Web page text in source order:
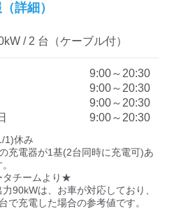
日産ディーラーを表示
上 急速-44kW-以上
詳細）
kW / 2 台 （ケーブル付）
9:00～20:30
9:00～20:30
9:00～20:30
9:00～20:30
1)休み
充電器が1基(2台同時に充電可)あ
チームより★
90kWは、お車が対応しており、
で充電した場合の参考値です。